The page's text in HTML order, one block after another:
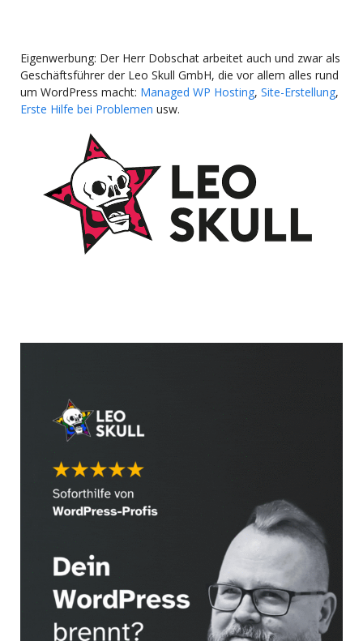
Eigenwerbung: Der Herr Dobschat arbeitet auch und zwar als
Geschäftsführer der Leo Skull GmbH, die vor allem alles rund
um WordPress macht: Managed WP Hosting, Site-Erstellung,
Erste Hilfe bei Problemen usw.